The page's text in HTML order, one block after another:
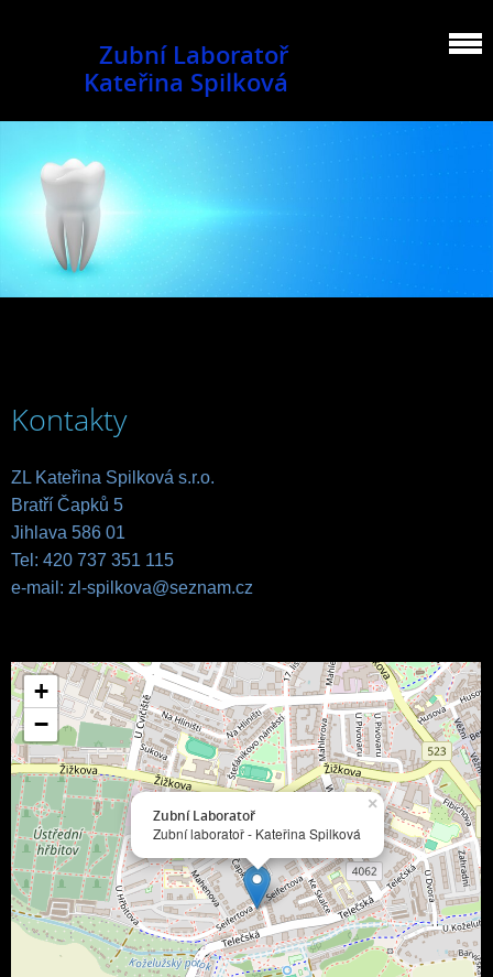
Zubní Laboratoř
Kateřina Spilková
Kontakty
ZL Kateřina Spilková s.r.o.
Bratří Čapků 5
Jihlava 586 01
Tel: 420 737 351 115
e-mail: zl-spilkova@seznam.cz
Zubní Laboratoř
Zubní laboratoř - Kateřina Spilková
×
+
−